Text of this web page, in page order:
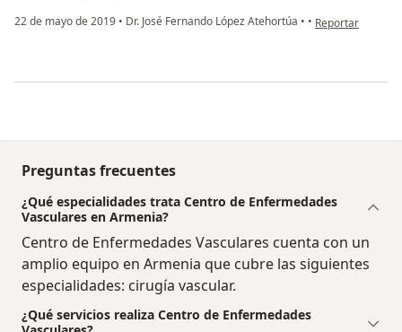
22 de mayo de 2019 • Dr. José Fernando López Atehortúa • • en opinión del
Reportar
Preguntas frecuentes
¿Qué especialidades trata Centro de Enfermedades
Vasculares en Armenia?
Centro de Enfermedades Vasculares cuenta con un
amplio equipo en Armenia que cubre las siguientes
especialidades: cirugía vascular.
¿Qué servicios realiza Centro de Enfermedades